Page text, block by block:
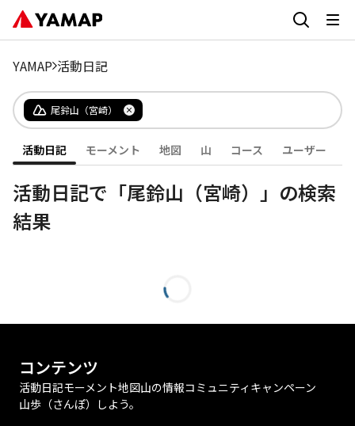
YAMAP 活動日記
尾鈴山（宮崎）
活動日記 モーメント 地図 山 コース ユーザー
活動日記で「尾鈴山（宮崎）」の検索
結果
コンテンツ
活動日記モーメント地図山の情報コミュニティ キャンペーン
山歩（さんぽ）しよう。